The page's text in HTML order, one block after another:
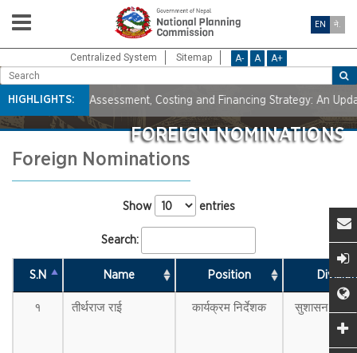
Centralized System Sitemap A- A A+
EN ने.
HIGHLIGHTS:
Needs Assessment, Costing and Financing Strategy: An Update
FOREIGN NOMINATIONS
Foreign Nominations
Show entries
Search:
S.N Name Position
१ तीर्थराज राई कार्यक्रम निर्देशक
सुशासन